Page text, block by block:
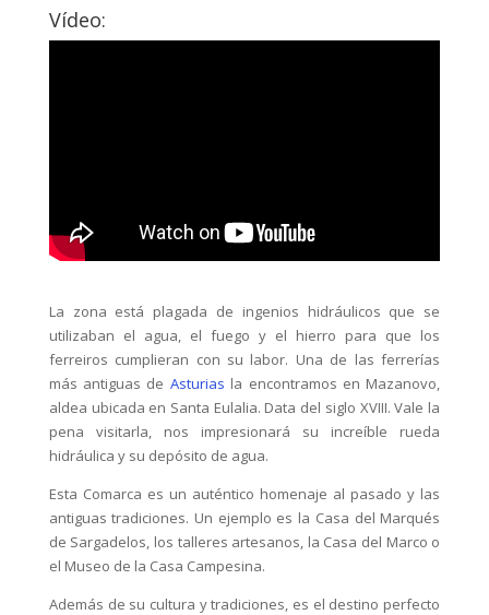
Vídeo:
La zona está plagada de ingenios hidráulicos que se
utilizaban el agua, el fuego y el hierro para que los
ferreiros cumplieran con su labor. Una de las ferrerías
más antiguas de Asturias la encontramos en Mazanovo,
aldea ubicada en Santa Eulalia. Data del siglo XVIII. Vale la
pena visitarla, nos impresionará su increíble rueda
hidráulica y su depósito de agua.
Esta Comarca es un auténtico homenaje al pasado y las
antiguas tradiciones. Un ejemplo es la Casa del Marqués
de Sargadelos, los talleres artesanos, la Casa del Marco o
el Museo de la Casa Campesina.
Además de su cultura y tradiciones, es el destino perfecto